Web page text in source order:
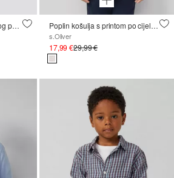
Poplin košulja od rastezljivog pamuka Poplin košulja s printom po cijeloj površini, uskog kroja
s.Oliver
17,99 €29,99 €